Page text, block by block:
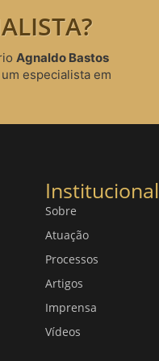
Agnaldo Bastos
especialista em
Institucional
Sobre
Atuação
Processos
Artigos
Imprensa
Vídeos